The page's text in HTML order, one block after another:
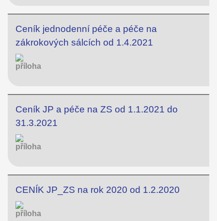
Ceník jednodenní péče a péče na
zákrokových sálcích od 1.4.2021
Ceník JP a péče na ZS od 1.1.2021 do
31.3.2021
CENÍK JP_ZS na rok 2020 od 1.2.2020